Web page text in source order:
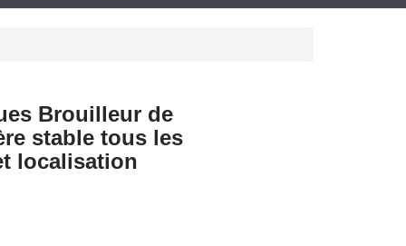
Brouilleur de
stable tous les
localisation